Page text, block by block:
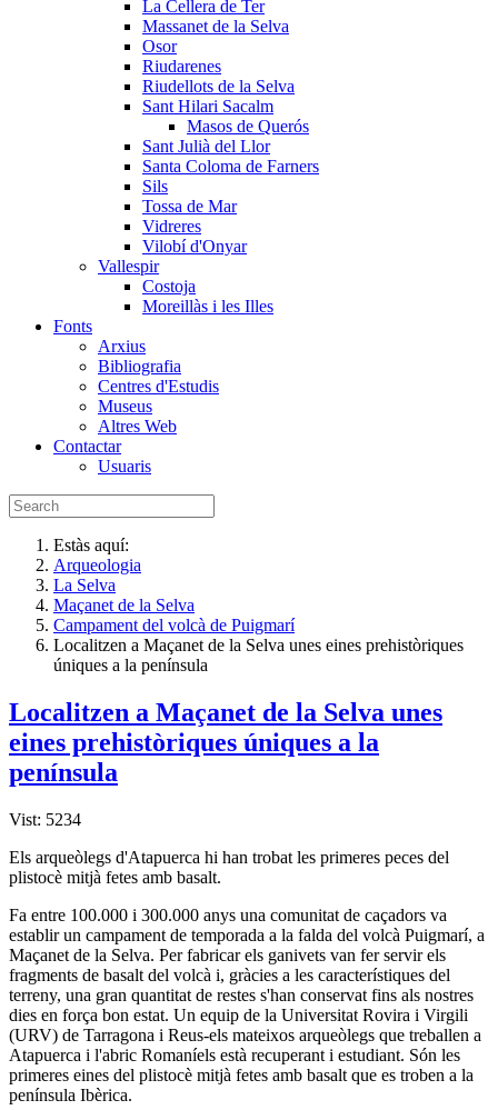
La Cellera de Ter
Massanet de la Selva
Osor
Riudarenes
Riudellots de la Selva
Sant Hilari Sacalm
Masos de Querós
Sant Julià del Llor
Santa Coloma de Farners
Sils
Tossa de Mar
Vidreres
Vilobí d'Onyar
Vallespir
Costoja
Moreillàs i les Illes
Fonts
Arxius
Bibliografia
Centres d'Estudis
Museus
Altres Web
Contactar
Usuaris
Estàs aquí:
Arqueologia
La Selva
Maçanet de la Selva
Campament del volcà de Puigmarí
Localitzen a Maçanet de la Selva unes eines prehistòriques
úniques a la península
Localitzen a Maçanet de la Selva unes
eines prehistòriques úniques a la
península
Vist: 5234
Els arqueòlegs d'Atapuerca hi han trobat les primeres peces del
plistocè mitjà fetes amb basalt.
Fa entre 100.000 i 300.000 anys una comunitat de caçadors va
establir un campament de temporada a la falda del volcà Puigmarí, a
Maçanet de la Selva. Per fabricar els ganivets van fer servir els
fragments de basalt del volcà i, gràcies a les característiques del
terreny, una gran quantitat de restes s'han conservat fins als nostres
dies en força bon estat. Un equip de la Universitat Rovira i Virgili
(URV) de Tarragona i Reus-els mateixos arqueòlegs que treballen a
Atapuerca i l'abric Romaníels està recuperant i estudiant. Són les
primeres eines del plistocè mitjà fetes amb basalt que es troben a la
península Ibèrica.